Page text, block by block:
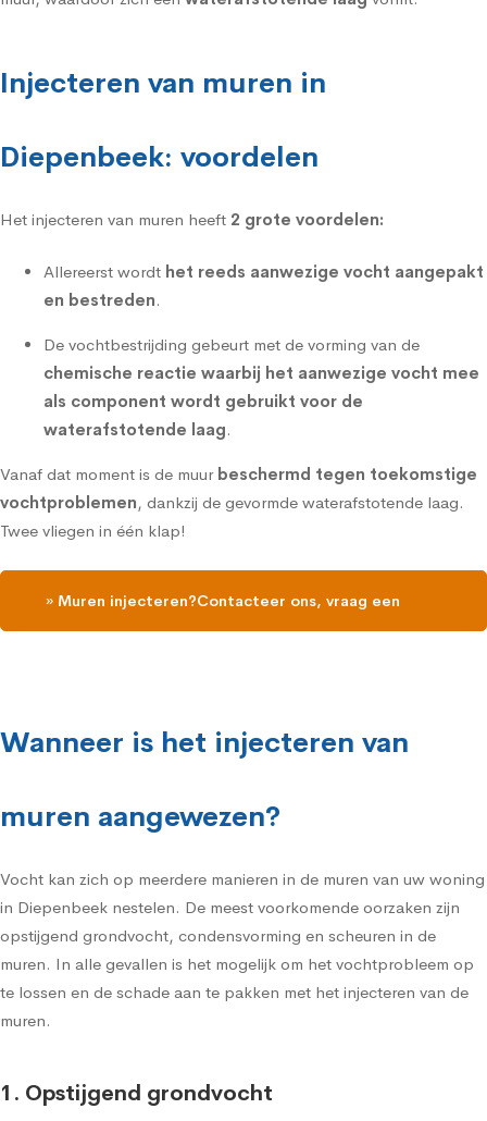
Injecteren van muren in
Diepenbeek: voordelen
Het injecteren van muren heeft 2 grote voordelen:
Allereerst wordt het reeds aanwezige vocht aangepakt
en bestreden.
De vochtbestrijding gebeurt met de vorming van de
chemische reactie waarbij het aanwezige vocht mee
als component wordt gebruikt voor de
waterafstotende laag.
Vanaf dat moment is de muur beschermd tegen toekomstige
vochtproblemen, dankzij de gevormde waterafstotende laag.
Twee vliegen in één klap!
» Muren injecteren?Contacteer ons, vraag een
Wanneer is het injecteren van
muren aangewezen?
Vocht kan zich op meerdere manieren in de muren van uw woning
in Diepenbeek nestelen. De meest voorkomende oorzaken zijn
opstijgend grondvocht, condensvorming en scheuren in de
muren. In alle gevallen is het mogelijk om het vochtprobleem op
te lossen en de schade aan te pakken met het injecteren van de
muren.
1. Opstijgend grondvocht